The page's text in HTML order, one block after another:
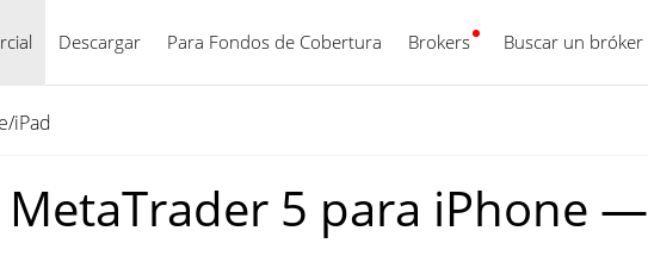
Descargar Para Fondos de Cobertura Brokers Buscar un bróker
Español
iPad
MetaTrader 5 para iPhone